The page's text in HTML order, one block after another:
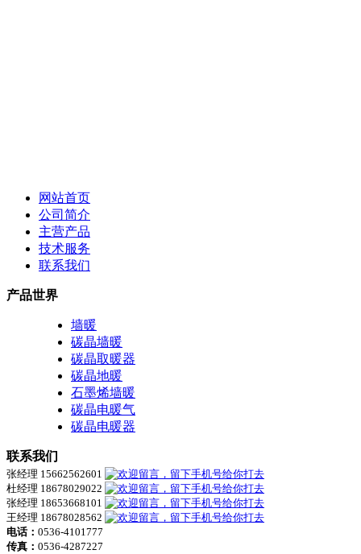
网站首页
公司简介
主营产品
技术服务
联系我们
产品世界
墙暖
碳晶墙暖
碳晶取暖器
碳晶地暖
石墨烯墙暖
碳晶电暖气
碳晶电暖器
联系我们
张经理 15662562601
杜经理 18678029022
张经理 18653668101
王经理 18678028562
电话： 0536-4101777
传真： 0536-4287227